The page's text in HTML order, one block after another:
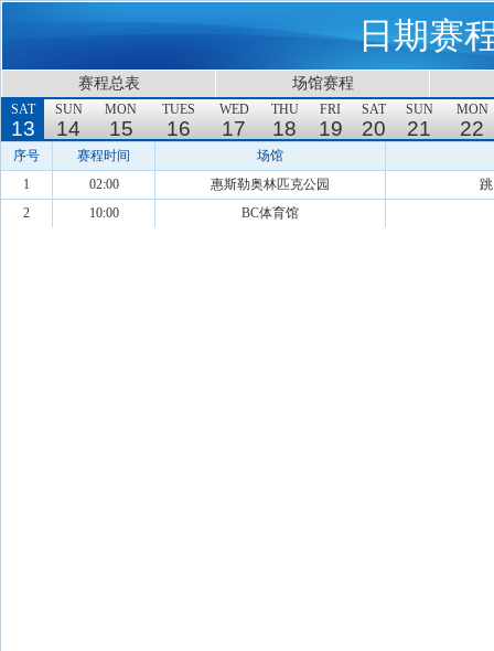
日期赛
赛程总表 场馆赛程
SAT
13
SUN
14
MON
15
TUES
16
WED
17
THU
18
FRI
19
SAT
20
SUN
21
MON
22
序号 赛程时间
场馆
1
02:00 惠斯勒奥林匹克公园
2
10:00 BC体育馆